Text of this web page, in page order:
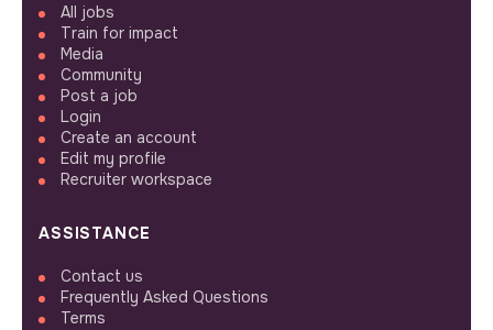
All jobs
Train for impact
Media
Community
Post a job
Login
Create an account
Edit my profile
Recruiter workspace
ASSISTANCE
Contact us
Frequently Asked Questions
Terms